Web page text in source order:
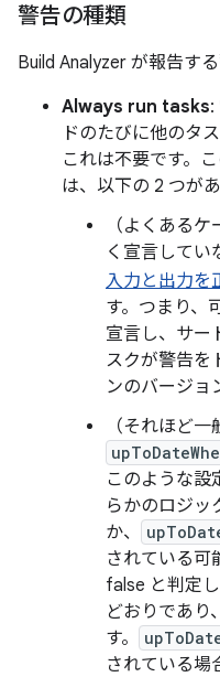
警告の種類
Build Analyzer が報告す
Always run tasks:
ドのたびに他のタ
これは不要です。
は、以下の 2 つがあ
（よくある
く宣言してい
入力と出力を
す。つまり、
宣言し、サー
スクが警告を
ンのバージョ
（それほど
このような設
らかのロジッ
か、
されている可
false と判定
どおりであり
す。
されている場